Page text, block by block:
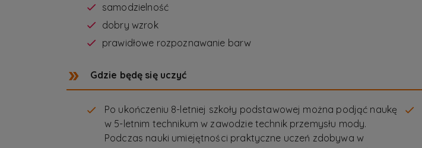
samodzielność
dobry wzrok
prawidłowe rozpoznawanie barw
Gdzie będę się uczyć
Po ukończeniu 8-letniej szkoły podstawowej można podjąć naukę
w 5-letnim technikum w zawodzie technik przemysłu mody.
Podczas nauki umiejętności praktyczne uczeń zdobywa w